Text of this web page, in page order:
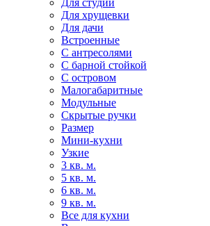
Для хрущевки
Для дачи
Встроенные
С антресолями
С барной стойкой
С островом
Малогабаритные
Модульные
Скрытые ручки
Размер
Мини-кухни
Узкие
3 кв. м.
5 кв. м.
6 кв. м.
9 кв. м.
Все для кухни